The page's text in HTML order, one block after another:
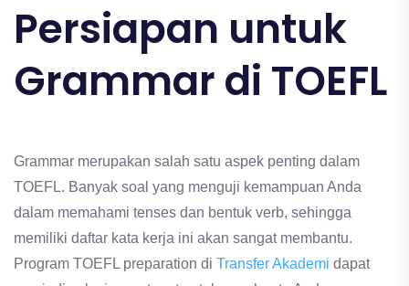
Persiapan untuk
Grammar di TOEFL
Grammar merupakan salah satu aspek penting dalam
TOEFL. Banyak soal yang menguji kemampuan Anda
dalam memahami tenses dan bentuk verb, sehingga
memiliki daftar kata kerja ini akan sangat membantu.
Program TOEFL preparation di Transfer Akademi dapat